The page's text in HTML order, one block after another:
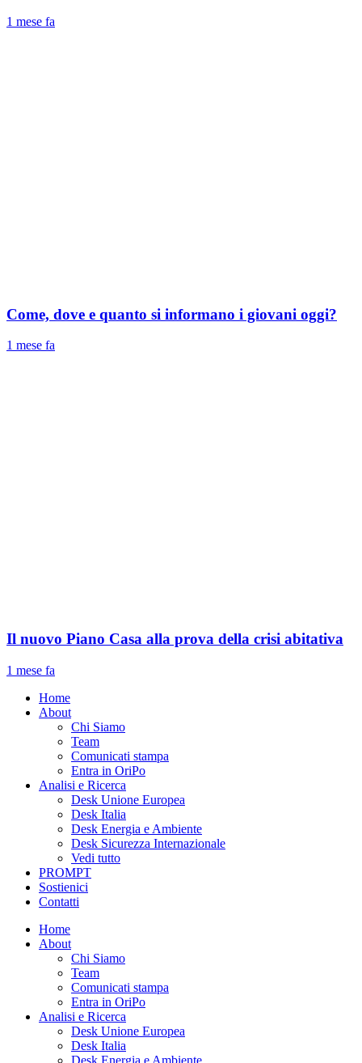
1 mese fa
Come, dove e quanto si informano i giovani oggi?
1 mese fa
Il nuovo Piano Casa alla prova della crisi abitativa
1 mese fa
Home
About
Chi Siamo
Team
Comunicati stampa
Entra in OriPo
Analisi e Ricerca
Desk Unione Europea
Desk Italia
Desk Energia e Ambiente
Desk Sicurezza Internazionale
Vedi tutto
PROMPT
Sostienici
Contatti
Home
About
Chi Siamo
Team
Comunicati stampa
Entra in OriPo
Analisi e Ricerca
Desk Unione Europea
Desk Italia
Desk Energia e Ambiente